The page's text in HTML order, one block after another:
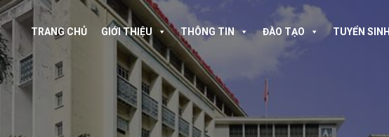
TRANG CHỦ GIỚI THIỆU THÔNG TIN ĐÀO TẠO TUYỂN SINH